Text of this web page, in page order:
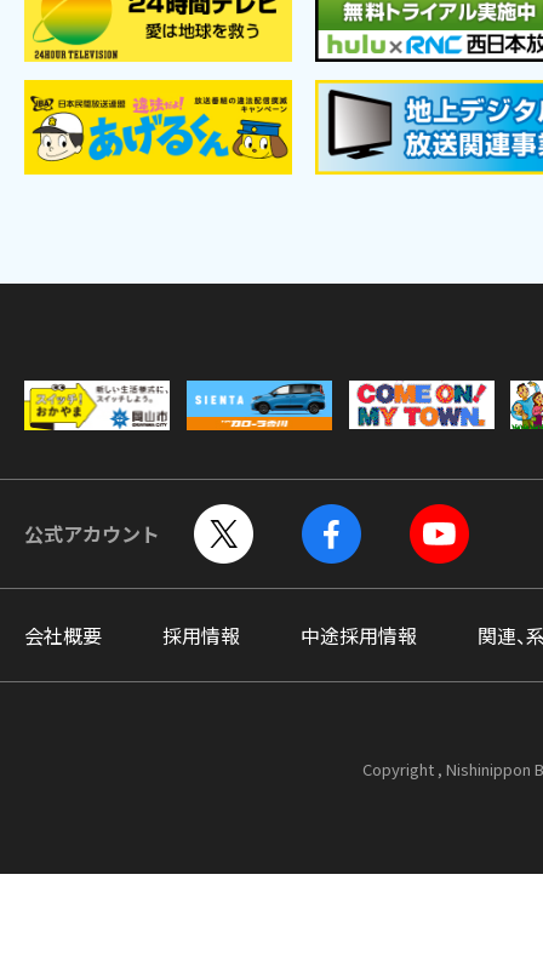
公式アカウント
会社概要 採用情報 中途採用情報 関連、
Copyright , Nishinippon